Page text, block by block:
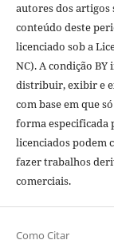
autores dos artigos
conteúdo deste
licenciado sob a
NC). A condição
distribuir, exibir e
com base em que
forma especificada
licenciados podem
fazer trabalhos
comerciais.
Como Citar